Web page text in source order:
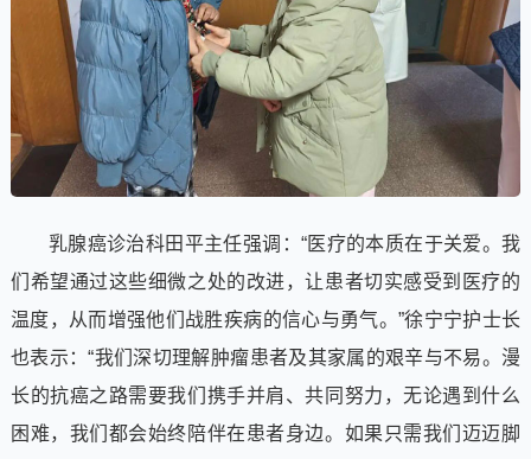
乳腺癌诊治科田平主任强调：“医疗的本质在于关爱。我
们希望通过这些细微之处的改进，让患者切实感受到医疗的
温度，从而增强他们战胜疾病的信心与勇气。”徐宁宁护士长
也表示：“我们深切理解肿瘤患者及其家属的艰辛与不易。漫
长的抗癌之路需要我们携手并肩、共同努力，无论遇到什么
困难，我们都会始终陪伴在患者身边。如果只需我们迈迈脚